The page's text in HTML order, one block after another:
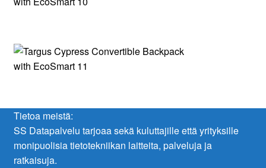
Tietoa meistä:
SS Datapalvelu tarjoaa sekä kuluttajille että yrityksille
monipuolisia tietotekniikan laitteita, palveluja ja
ratkaisuja.